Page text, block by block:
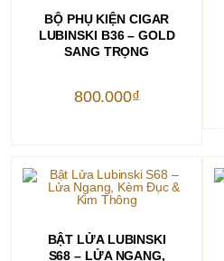
THÊM VÀO GIỎ HÀNG
BỘ PHỤ KIỆN CIGAR
LUBINSKI B36 – GOLD
SANG TRỌNG
800.000₫
THÊM VÀO GIỎ HÀNG
BẬT LỬA LUBINSKI
S68 – LỬA NGANG,